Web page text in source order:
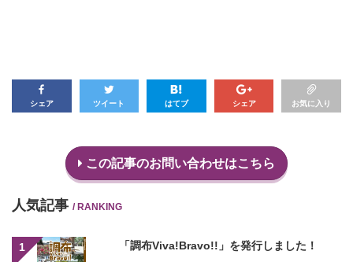
シェア ツイート はてブ シェア お気に入り
この記事のお問い合わせはこちら
人気記事 / RANKING
1 「調布Viva!Bravo!!」を発行しました！